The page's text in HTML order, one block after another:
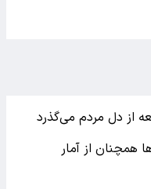
از دل مردم می‌گذرد
همچنان از آمار